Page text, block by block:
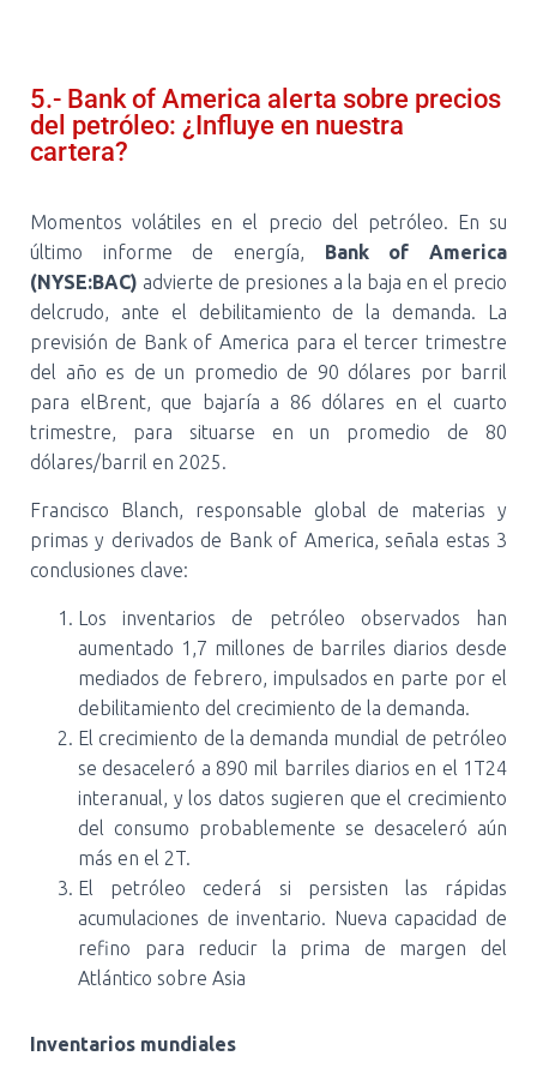
5.- Bank of America alerta sobre precios
del petróleo: ¿Influye en nuestra
cartera?
Momentos volátiles en el precio del petróleo. En su
último informe de energía, Bank of America
(NYSE:BAC) advierte de presiones a la baja en el precio
delcrudo, ante el debilitamiento de la demanda. La
previsión de Bank of America para el tercer trimestre
del año es de un promedio de 90 dólares por barril
para elBrent, que bajaría a 86 dólares en el cuarto
trimestre, para situarse en un promedio de 80
dólares/barril en 2025.
Francisco Blanch, responsable global de materias y
primas y derivados de Bank of America, señala estas 3
conclusiones clave:
Los inventarios de petróleo observados han
aumentado 1,7 millones de barriles diarios desde
mediados de febrero, impulsados en parte por el
debilitamiento del crecimiento de la demanda.
El crecimiento de la demanda mundial de petróleo
se desaceleró a 890 mil barriles diarios en el 1T24
interanual, y los datos sugieren que el crecimiento
del consumo probablemente se desaceleró aún
más en el 2T.
El petróleo cederá si persisten las rápidas
acumulaciones de inventario. Nueva capacidad de
refino para reducir la prima de margen del
Atlántico sobre Asia
Inventarios mundiales